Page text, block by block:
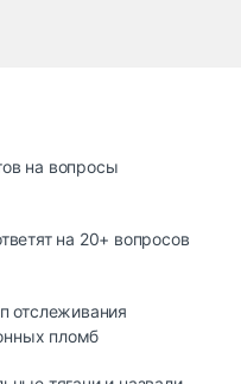
на вопросы
на 20+ вопросов
отслеживания
пломб